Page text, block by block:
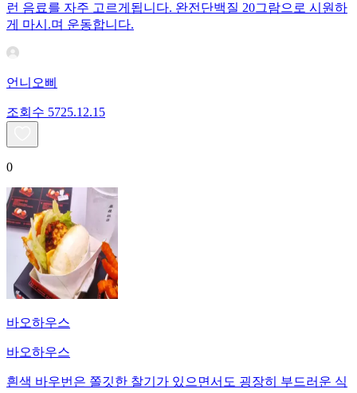
런 음료를 자주 고르게됩니다. 완전단백질 20그람으로 시원하
게 마시.며 운동합니다.
언니오삐
조회수 5725.12.15
0
바오하우스
바오하우스
흰색 바우번은 쫄깃한 찰기가 있으면서도 굉장히 부드러운 식